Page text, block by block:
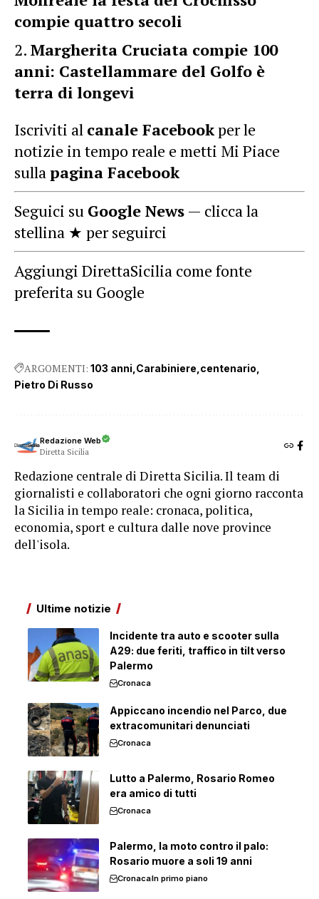
compie quattro secoli
Margherita Cruciata compie 100
anni: Castellammare del Golfo è
terra di longevi
Iscriviti al canale Facebookper le
notizie in tempo reale e metti Mi Piace
sullapagina Facebook
Seguici su Google News — clicca la
stellina ★ per seguirci
Aggiungi DirettaSicilia come fonte
preferita su Google
ARGOMENTI: 103 anni Carabiniere centenario
Pietro Di Russo
Redazione Web
Diretta Sicilia
Redazione centrale di Diretta Sicilia. Il team di
giornalisti e collaboratori che ogni giorno racconta
la Sicilia in tempo reale: cronaca, politica,
economia, sport e cultura dalle nove province
dell'isola.
Ultime notizie
Incidente tra auto e scooter sulla
A29: due feriti, traffico in tilt verso
Palermo
Cronaca
Appiccano incendio nel Parco, due
extracomunitari denunciati
Cronaca
Lutto a Palermo, Rosario Romeo
era amico di tutti
Cronaca
Palermo, la moto contro il palo:
Rosario muore a soli 19 anni
CronacaIn primo piano